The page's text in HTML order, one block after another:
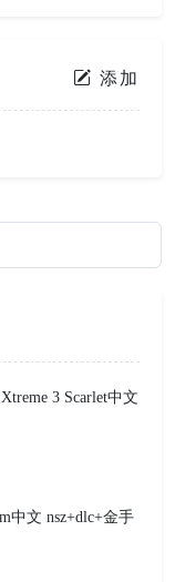
添加
3 Scarlet中文
中文 nsz+dlc+金手